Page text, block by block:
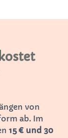
von
ab. Im
15 € und 30